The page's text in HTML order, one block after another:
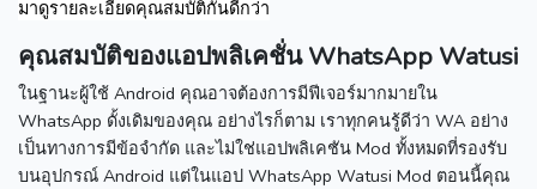
มาดูรายละเอียดคุณสมบัติกันดีกว่า
คุณสมบัติของแอปพลิเคชั่น WhatsApp Watusi
ในฐานะผู้ใช้ Android คุณอาจต้องการมีฟีเจอร์มากมายใน
WhatsApp ดั้งเดิมของคุณ อย่างไรก็ตาม เราทุกคนรู้ดีว่า WA อย่าง
เป็นทางการมีข้อจำกัด และไม่ใช่แอปพลิเคชัน Mod ทั้งหมดที่รองรับ
บนอุปกรณ์ Android แต่ในแอป WhatsApp Watusi Mod ตอนนี้คุณ